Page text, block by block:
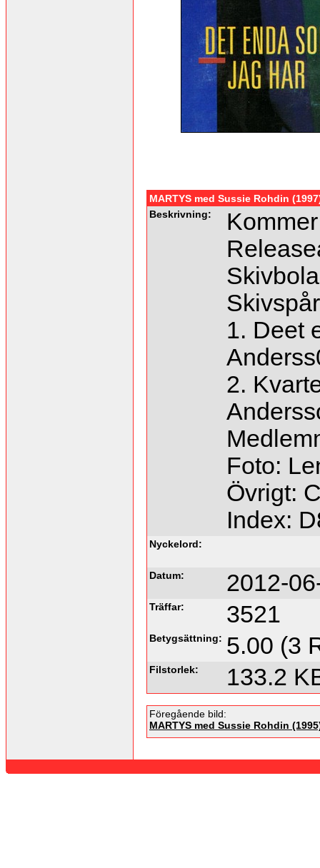
MARTYS med Sussie Rohdin
Beskrivning:
1. Deet
2.
Foto:
Övrigt:
Index:
Nyckelord:
Datum: 2012-
Träffar: 3521
Betygsättning: 5.00 (3
Filstorlek: 133.2
Föregående bild:
MARTYS med Sussie Rohdin